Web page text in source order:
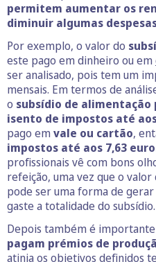
permitem aumentar os
diminuir algumas
Por exemplo, o valor do
este pago em dinheiro ou em
ser analisado, pois tem um
mensais. Em termos de
o subsídio de
isento de impostos até
pago em vale ou cartão,
impostos até aos 7,63
profissionais vê com bons
refeição, uma vez que o
pode ser uma forma de gerar
gaste a totalidade do subsídio.
Depois também é
pagam prémios de
atinja os objetivos definidos